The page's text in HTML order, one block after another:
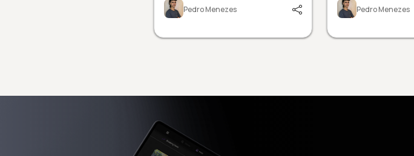
Pedro Menezes Pedro Menezes